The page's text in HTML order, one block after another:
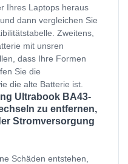
Ihres Laptops heraus
dann vergleichen Sie
Zweitens,
mit unsren
dass Ihre Formen
Sie die
die alte Batterie ist.
Ultrabook BA43-
zu entfernen,
Stromversorgung
Schäden entstehen,